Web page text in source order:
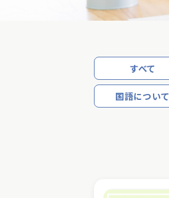
すべて
国語について